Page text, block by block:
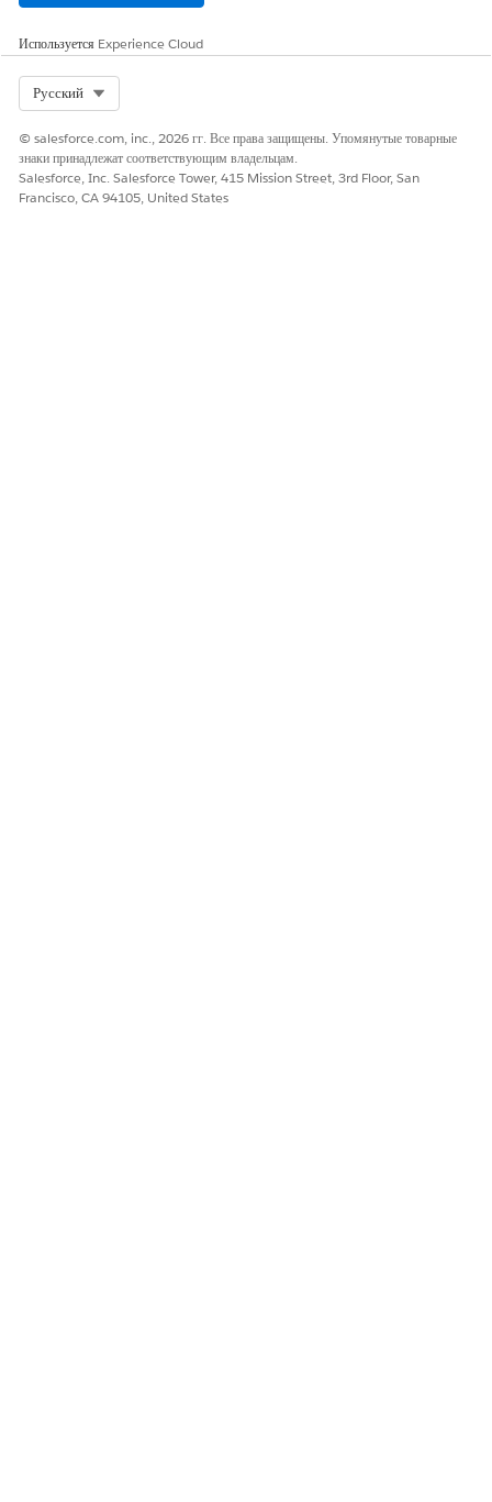
Используется Experience Cloud
Русский
© salesforce.com, inc., 2026 гг. Все права защищены. Упомянутые товарные
знаки принадлежат соответствующим владельцам.
Salesforce, Inc. Salesforce Tower, 415 Mission Street, 3rd Floor, San
Francisco, CA 94105, United States